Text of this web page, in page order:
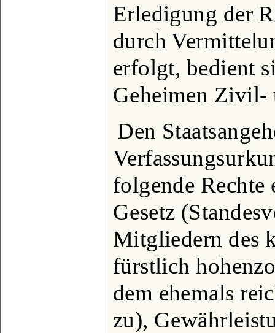
Erledigung der
durch
erfolgt, bedient
Geheimen Zivil-
Den
folgende
Gesetz
Mitgliedern des
fürstlich
dem ehemals
zu),